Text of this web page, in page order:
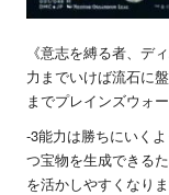
《意志を縛る者、デ
力までいけば流石に
までプレインズウォ
-3能力は勝ちにいく
つ宝物を生成できる
を活かしやすくなりま